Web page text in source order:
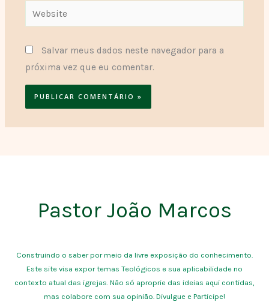
Website
Salvar meus dados neste navegador para a
próxima vez que eu comentar.
Pastor João Marcos
Construindo o saber por meio da livre exposição do conhecimento.
Este site visa expor temas Teológicos e sua aplicabilidade no
contexto atual das igrejas. Não só aproprie das ideias aqui contidas,
mas colabore com sua opinião. Divulgue e Participe!